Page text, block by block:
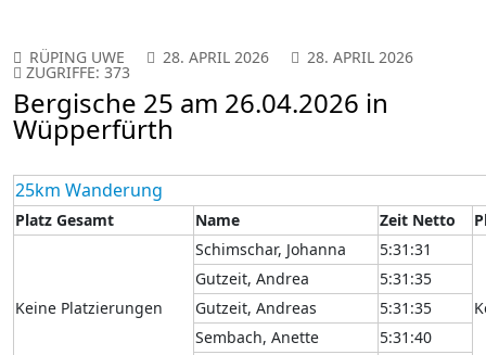
RÜPING UWE 28. APRIL 2026 28. APRIL 2026
ZUGRIFFE: 373
Bergische 25 am 26.04.2026 in
Wüpperfürth
25km Wanderung
Platz Gesamt Name Zeit Netto
Keine Platzierungen
Schimschar, Johanna 5:31:31
Gutzeit, Andrea
5:31:35
Gutzeit, Andreas
5:31:35
Sembach, Anette
5:31:40